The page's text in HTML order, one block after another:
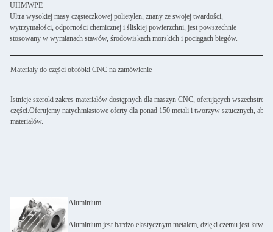
UHMWPE
Ultra wysokiej masy cząsteczkowej polietylen, znany ze swojej twardości,
wytrzymałości, odporności chemicznej i śliskiej powierzchni, jest powszechnie
stosowany w wymianach stawów, środowiskach morskich i pociągach biegów.
Materiały do części obróbki CNC na zamówienie
Istnieje szeroki zakres materiałów dostępnych dla maszyn CNC, oferujących
części.Oferujemy natychmiastowe oferty dla ponad 150 metali i tworzyw sztucznych,
materiałów.
Aluminium
Aluminium jest bardzo elastycznym metalem, dzięki czemu jest łatwe